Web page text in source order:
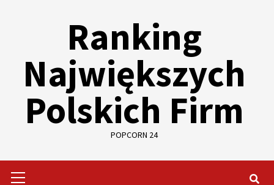
Ranking
Największych
Polskich Firm
POPCORN 24
Menu